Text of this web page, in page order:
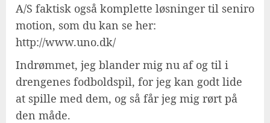
A/S faktisk også komplette løsninger til seniro
motion, som du kan se her:
http://www.uno.dk/
Indrømmet, jeg blander mig nu af og til i
drengenes fodboldspil, for jeg kan godt lide
at spille med dem, og så får jeg mig rørt på
den måde.